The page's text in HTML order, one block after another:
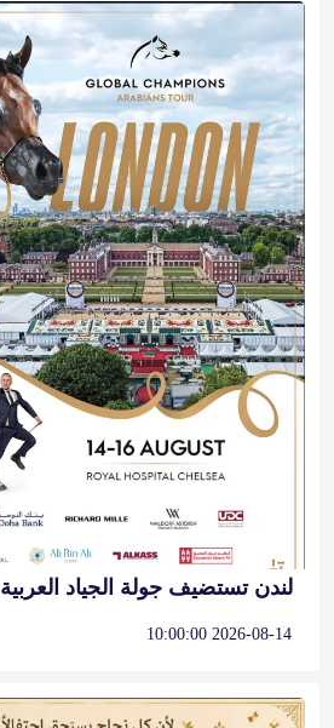
لندن تستضيف جولة الجياد العربية 2026
2026-08-14 10:00:00